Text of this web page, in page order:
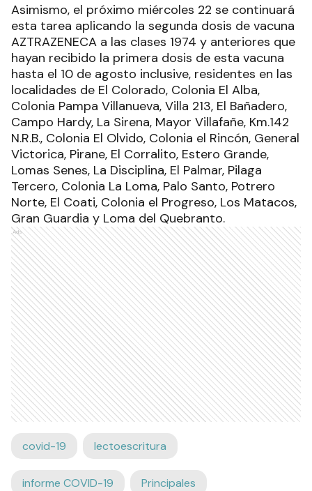
Asimismo, el próximo miércoles 22 se continuará
esta tarea aplicando la segunda dosis de vacuna
AZTRAZENECA a las clases 1974 y anteriores que
hayan recibido la primera dosis de esta vacuna
hasta el 10 de agosto inclusive, residentes en las
localidades de El Colorado, Colonia El Alba,
Colonia Pampa Villanueva, Villa 213, El Bañadero,
Campo Hardy, La Sirena, Mayor Villafañe, Km.142
N.R.B., Colonia El Olvido, Colonia el Rincón, General
Victorica, Pirane, El Corralito, Estero Grande,
Lomas Senes, La Disciplina, El Palmar, Pilaga
Tercero, Colonia La Loma, Palo Santo, Potrero
Norte, El Coati, Colonia el Progreso, Los Matacos,
Gran Guardia y Loma del Quebranto.
Ads
covid-19 lectoescritura
informe COVID-19 Principales